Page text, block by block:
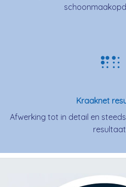
Kraaknet
Afwerking tot in detail en